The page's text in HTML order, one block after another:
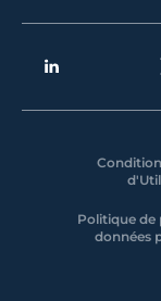
Politique de
données